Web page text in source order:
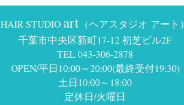
HAIR STUDIO art （ヘアスタジオ アート）
千葉市中央区新町17-12 初芝ビル2F
TEL 043-306-2878
OPEN/平日10:00～20:00(最終受付19:30)
土日10:00～18:00
定休日/火曜日